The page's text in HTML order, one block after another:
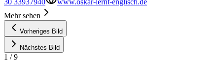
30 33937940
www.oskar-lernt-englisch.de
Mehr sehen
Vorheriges Bild
Nächstes Bild
1 /9